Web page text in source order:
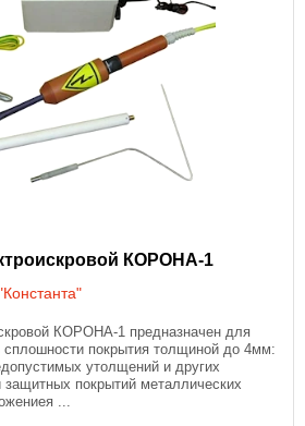
КОРОНА-1
КОРОНА-1 предназначен для
покрытия толщиной до 4мм:
утолщений и других
покрытий металлических
...